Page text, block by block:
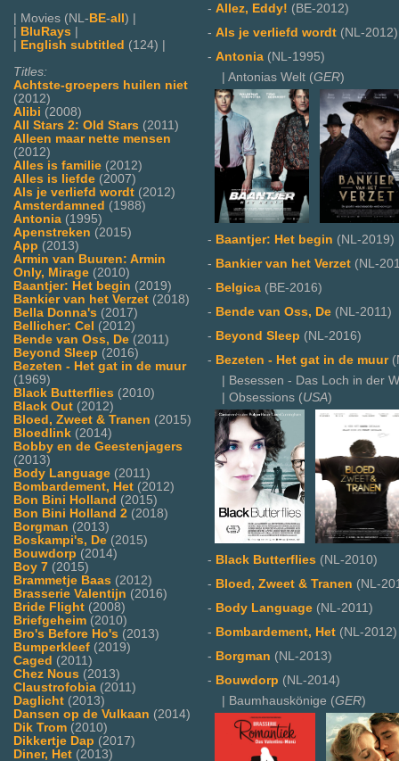
| Movies (NL-BE-all) |
| BluRays |
| English subtitled (124) |
Titles:
Achtste-groepers huilen niet
(2012)
Alibi (2008)
All Stars 2: Old Stars (2011)
Alleen maar nette mensen
(2012)
Alles is familie (2012)
Alles is liefde (2007)
Als je verliefd wordt (2012)
Amsterdamned (1988)
Antonia (1995)
Apenstreken (2015)
App (2013)
Armin van Buuren: Armin
Only, Mirage (2010)
Baantjer: Het begin (2019)
Bankier van het Verzet (2018)
Bella Donna's (2017)
Bellicher: Cel (2012)
Bende van Oss, De (2011)
Beyond Sleep (2016)
Bezeten - Het gat in de muur
(1969)
Black Butterflies (2010)
Black Out (2012)
Bloed, Zweet & Tranen (2015)
Bloedlink (2014)
Bobby en de Geestenjagers
(2013)
Body Language (2011)
Bombardement, Het (2012)
Bon Bini Holland (2015)
Bon Bini Holland 2 (2018)
Borgman (2013)
Boskampi's, De (2015)
Bouwdorp (2014)
Boy 7 (2015)
Brammetje Baas (2012)
Brasserie Valentijn (2016)
Bride Flight (2008)
Briefgeheim (2010)
Bro's Before Ho's (2013)
Bumperkleef (2019)
Caged (2011)
Chez Nous (2013)
Claustrofobia (2011)
Daglicht (2013)
Dansen op de Vulkaan (2014)
Dik Trom (2010)
Dikkertje Dap (2017)
Diner, Het (2013)
- Allez, Eddy! (BE-2012)
- Als je verliefd wordt (NL-2012)
- Antonia (NL-1995)
| Antonias Welt (GER)
- Baantjer: Het begin (NL-2019)
- Bankier van het Verzet (NL-
- Belgica (BE-2016)
- Bende van Oss, De (NL-2011)
- Beyond Sleep (NL-2016)
- Bezeten - Het gat in de muur
| Besessen - Das Loch in der
| Obsessions (USA)
- Black Butterflies (NL-2010)
- Bloed, Zweet & Tranen (NL-
- Body Language (NL-2011)
- Bombardement, Het (NL-2012)
- Borgman (NL-2013)
- Bouwdorp (NL-2014)
| Baumhauskönige (GER)